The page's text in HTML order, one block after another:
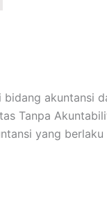
akuntansi
Tanpa
yang berlaku